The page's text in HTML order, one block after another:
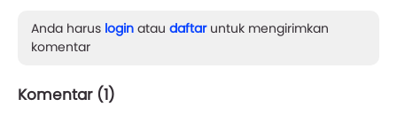
Anda harus login atau daftaruntuk mengirimkan
komentar
Komentar (1)